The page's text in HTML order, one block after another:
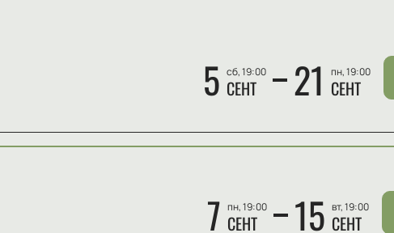
5 сб, 19:00
СЕНТ 21 пн, 19:00
СЕНТ
7 пн, 19:00
СЕНТ 15 вт, 19:00
СЕНТ